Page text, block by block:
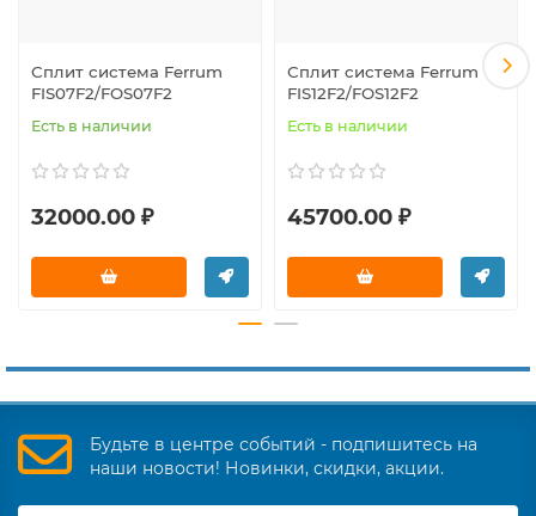
Сплит система Ferrum
FIS07F2/FOS07F2
Есть в наличии
32000.00 ₽
Сплит система Ferrum
FIS12F2/FOS12F2
Есть в наличии
45700.00 ₽
Будьте в центре событий - подпишитесь на
наши новости! Новинки, скидки, акции.